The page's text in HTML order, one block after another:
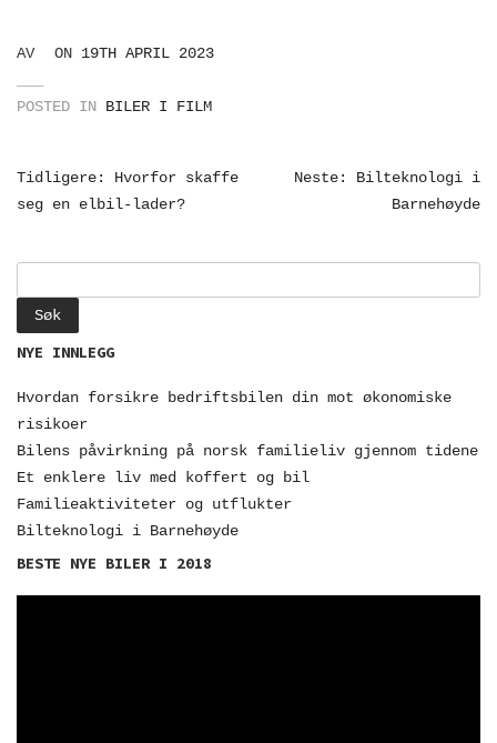
AV ON 19TH APRIL 2023
POSTED IN BILER I FILM
INNLEGGSNAVIGERING
Tidligere: Hvorfor skaffe
seg en elbil-lader?
Neste: Bilteknologi i
Barnehøyde
etter:
NYE INNLEGG
Hvordan forsikre bedriftsbilen din mot økonomiske
risikoer
Bilens påvirkning på norsk familieliv gjennom tidene
Et enklere liv med koffert og bil
Familieaktiviteter og utflukter
Bilteknologi i Barnehøyde
BESTE NYE BILER I 2018